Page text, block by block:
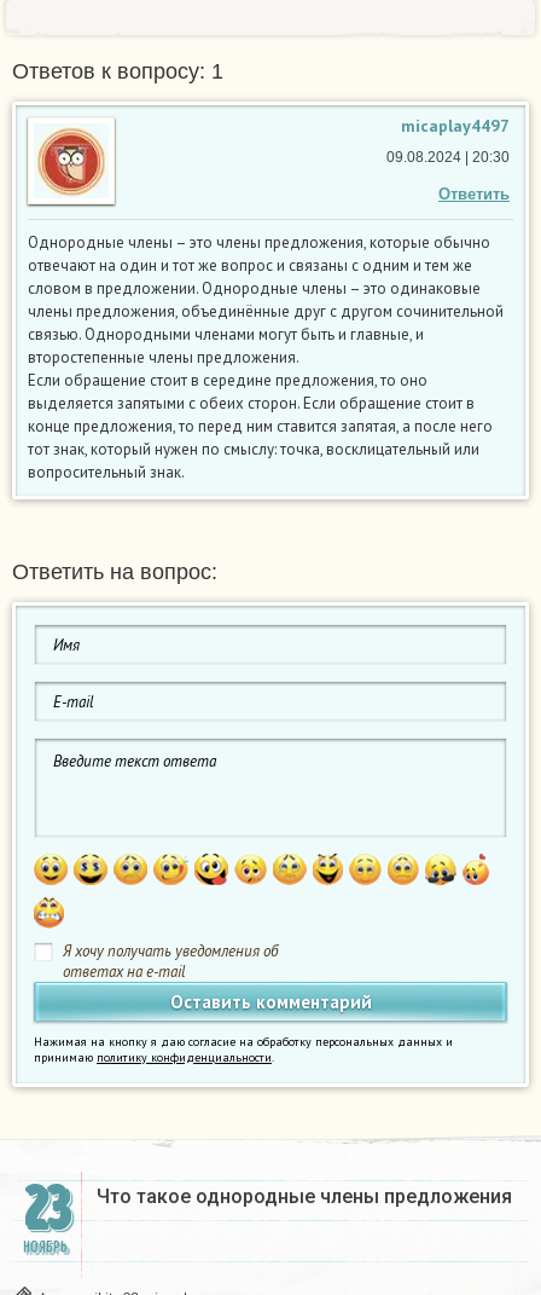
Ответов к вопросу: 1
micaplay4497
Ответить
09.08.2024 | 20:30
Однородные члены – это члены предложения, которые обычно
отвечают на один и тот же вопрос и связаны с одним и тем же
словом в предложении. Однородные члены – это одинаковые
члены предложения, объединённые друг с другом сочинительной
связью. Однородными членами могут быть и главные, и
второстепенные члены предложения.
Если обращение стоит в середине предложения, то оно
выделяется запятыми с обеих сторон. Если обращение стоит в
конце предложения, то перед ним ставится запятая, а после него
тот знак, который нужен по смыслу: точка, восклицательный или
вопросительный знак.
Ответить на вопрос:
Я хочу получать уведомления об
ответах на e-mail
Нажимая на кнопку я даю согласие на обработку персональных данных и
принимаю политику конфиденциальности.
23
НОЯБРЬ
Что такое однородные члены предложения​